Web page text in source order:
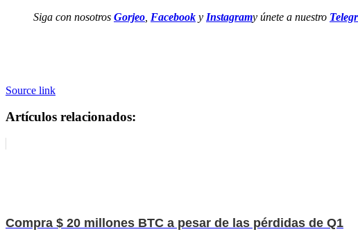
Siga con nosotros Gorjeo Facebook y Instagramy únete a nuestro
Source link
Artículos relacionados:
Compra $ 20 millones BTC a pesar de las pérdidas de Q1